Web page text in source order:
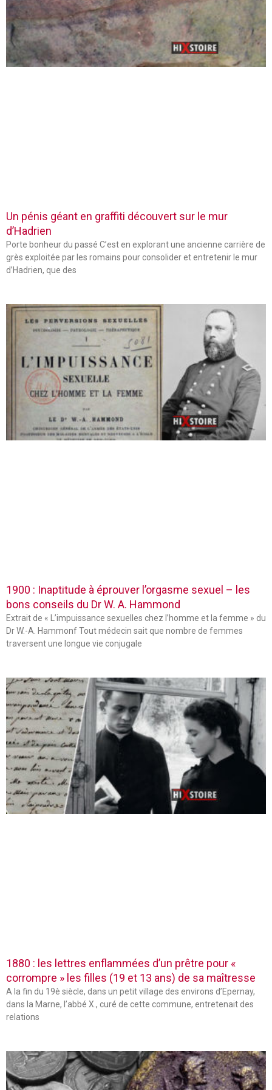
Un pénis géant en graffiti découvert sur le mur
d’Hadrien
Porte bonheur du passé C’est en explorant une ancienne carrière de
grès exploitée par les romains pour consolider et entretenir le mur
d’Hadrien, que des
1900 : Inaptitude à éprouver l’orgasme sexuel – les
bons conseils du Dr W. A. Hammond
Extrait de « L’impuissance sexuelles chez l’homme et la femme » du
Dr W.-A. Hammonf Tout médecin sait que nombre de femmes
traversent une longue vie conjugale
1880 : les lettres enflammées d’un prêtre pour «
corrompre » les filles (19 et 13 ans) de sa maîtresse
A la fin du 19è siècle, dans un petit village des environs d’Epernay,
dans la Marne, l’abbé X., curé de cette commune, entretenait des
relations